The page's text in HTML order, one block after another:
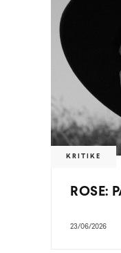
KRITIKE
ROSE:
23/06/2026